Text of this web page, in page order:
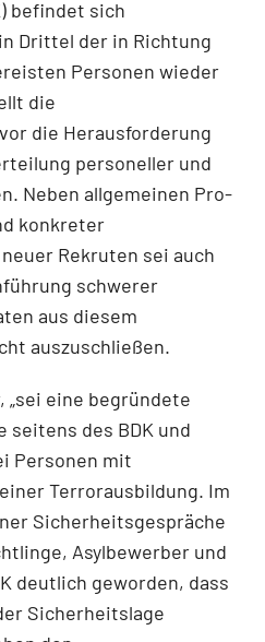
befindet sich
Drittel der in Richtung
Personen wieder
die
die Herausforderung
personeller und
Neben allgemeinen Pro­
konkreter
Rekruten sei auch
schwerer
aus diesem
auszuschließen.
„sei eine begründete
seitens des BDK und
Personen mit
Terrorausbil­dung. Im
Sicherheitsgespräche
Asylbewerber und
deutlich geworden, dass
Sicherheitslage